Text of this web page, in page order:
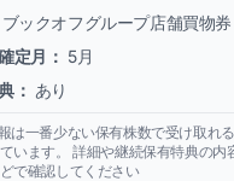
ブックオフグループ店舗買物
定月： 5月
： あり
は一番少ない保有株数で受け取れ
います。 詳細や継続保有特典の内
で確認してください